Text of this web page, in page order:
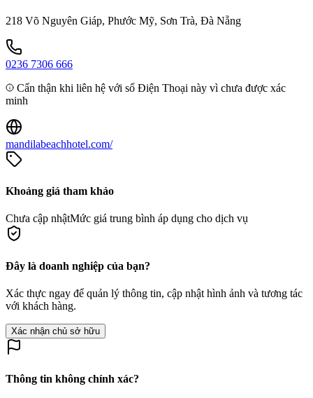
218 Võ Nguyên Giáp, Phước Mỹ, Sơn Trà, Đà Nẵng
0236 7306 666
Cẩn thận khi liên hệ với số Điện Thoại này vì chưa được xác
minh
mandilabeachhotel.com/
Khoảng giá tham khảo
Chưa cập nhậtMức giá trung bình áp dụng cho dịch vụ
Đây là doanh nghiệp của bạn?
Xác thực ngay để quản lý thông tin, cập nhật hình ảnh và tương tác
với khách hàng.
Xác nhận chủ sở hữu
Thông tin không chính xác?